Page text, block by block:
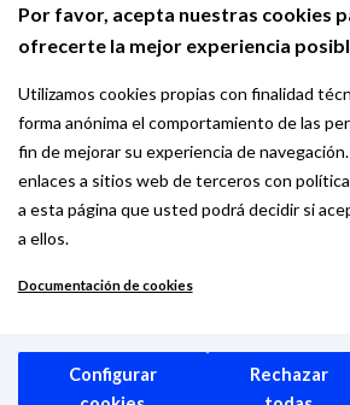
Por favor, acepta nuestras cookies
ofrecerte la mejor experiencia
Utilizamos cookies propias con finalidad
forma anónima el comportamiento de las
fin de mejorar su experiencia de
enlaces a sitios web de terceros con
a esta página que usted podrá decidir si
a ellos.
Documentación de cookies
Configurar
Rechazar
Ayuntamiento de
WeMadrid es un sitio web del
dedicado a las relaciones
internacional del
Madrid